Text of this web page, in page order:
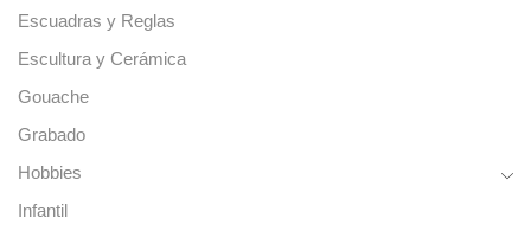
Escuadras y Reglas
Escultura y Cerámica
Gouache
Grabado
Hobbies
Infantil